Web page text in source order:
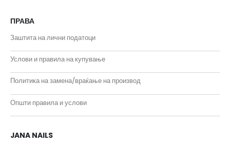
ПРАВА
Заштита на лични податоци
Услови и правила на купување
Политика на замена/враќање на производ
Општи правила и услови
JANA NAILS